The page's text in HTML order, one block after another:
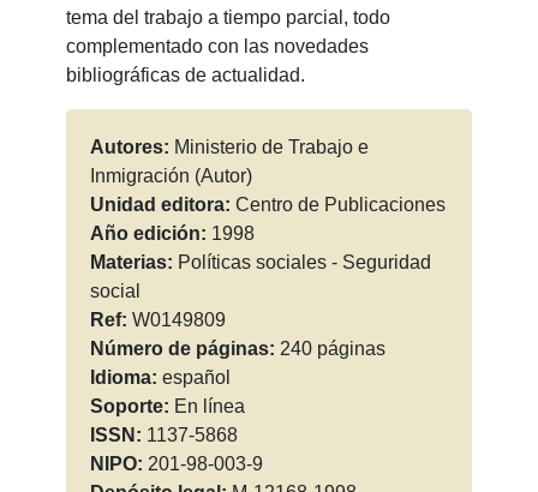
tema del trabajo a tiempo parcial, todo
complementado con las novedades
bibliográficas de actualidad.
Autores: Ministerio de Trabajo e
Inmigración (Autor)
Unidad editora: Centro de Publicaciones
Año edición: 1998
Materias: Políticas sociales - Seguridad
social
Ref: W0149809
Número de páginas: 240 páginas
Idioma: español
Soporte: En línea
ISSN: 1137-5868
NIPO: 201-98-003-9